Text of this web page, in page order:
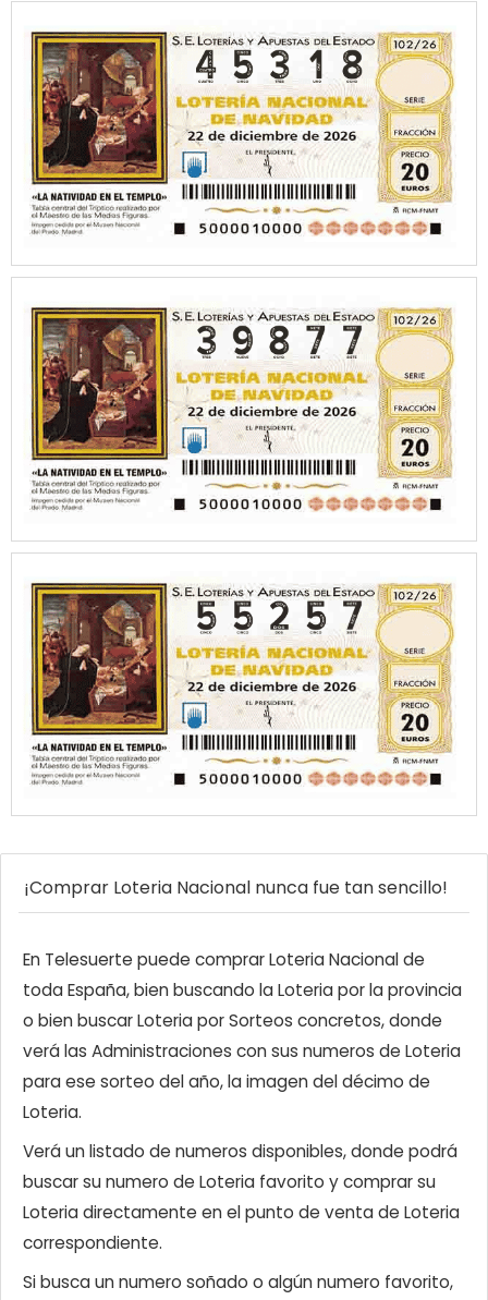
¡Comprar Loteria Nacional nunca fue tan sencillo!
En Telesuerte puede comprar Loteria Nacional de
toda España, bien buscando la Loteria por la provincia
o bien buscar Loteria por Sorteos concretos, donde
verá las Administraciones con sus numeros de Loteria
para ese sorteo del año, la imagen del décimo de
Loteria.
Verá un listado de numeros disponibles, donde podrá
buscar su numero de Loteria favorito y comprar su
Loteria directamente en el punto de venta de Loteria
correspondiente.
Si busca un numero soñado o algún numero favorito,